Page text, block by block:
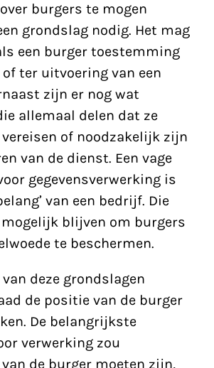
burgers te mogen
grondslag nodig. Het mag
een burger toestemming
of ter uitvoering van een
zijn er nog wat
allemaal delen dat ze
of noodzakelijk zijn
van de dienst. Een vage
gegevensverwerking is
van een bedrijf. Die
blijven om burgers
te beschermen.
deze grondslagen
de positie van de burger
De belangrijkste
verwerking zou
de burger moeten zijn,